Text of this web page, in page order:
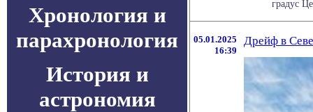
Хронология и
парахронология
История и
астрономия
градус
05.01.2025
16:39
Дрейф в